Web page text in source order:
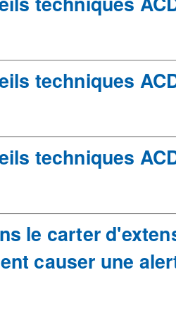
techniques
techniques
le carter
causer une